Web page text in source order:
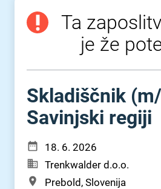
Ta
je že
Skladiščnik
Savinjski regiji
18. 6. 2026
Trenkwalder d.o.o.
Prebold, Slovenija